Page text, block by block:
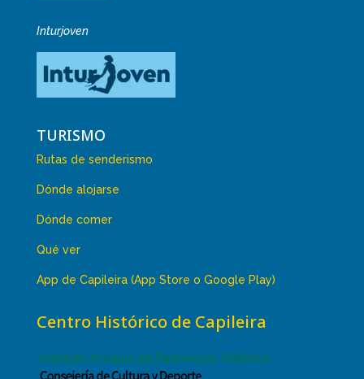
Inturjoven
TURISMO
Rutas de senderismo
Dónde alojarse
Dónde comer
Qué ver
App de Capileira (App Store o Google Play)
Centro Histórico de Capileira